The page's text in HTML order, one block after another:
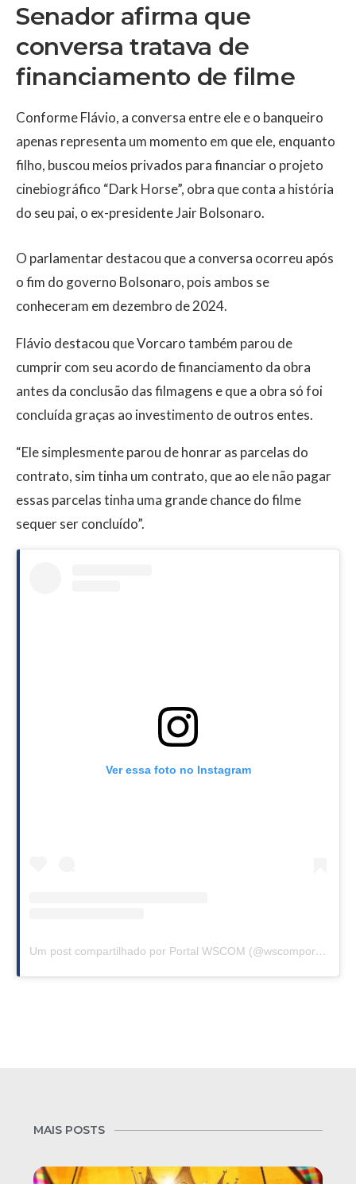
Senador afirma que
conversa tratava de
financiamento de filme
Conforme Flávio, a conversa entre ele e o banqueiro
apenas representa um momento em que ele, enquanto
filho, buscou meios privados para financiar o projeto
cinebiográfico “Dark Horse”, obra que conta a história
do seu pai, o ex-presidente Jair Bolsonaro.
O parlamentar destacou que a conversa ocorreu após
o fim do governo Bolsonaro, pois ambos se
conheceram em dezembro de 2024.
Flávio destacou que Vorcaro também parou de
cumprir com seu acordo de financiamento da obra
antes da conclusão das filmagens e que a obra só foi
concluída graças ao investimento de outros entes.
“Ele simplesmente parou de honrar as parcelas do
contrato, sim tinha um contrato, que ao ele não pagar
essas parcelas tinha uma grande chance do filme
sequer ser concluído”.
Ver essa foto no Instagram
Um post compartilhado por Portal WSCOM (@wscomportal)
MAIS POSTS